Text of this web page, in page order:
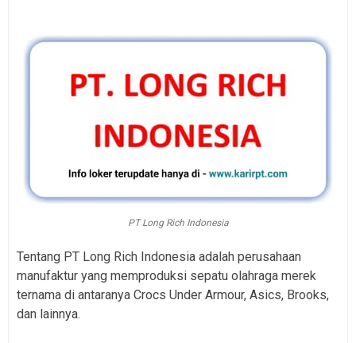
PT Long Rich Indonesia
Tentang PT Long Rich Indonesia adalah perusahaan
manufaktur yang memproduksi sepatu olahraga merek
ternama di antaranya Crocs Under Armour, Asics, Brooks,
dan lainnya.